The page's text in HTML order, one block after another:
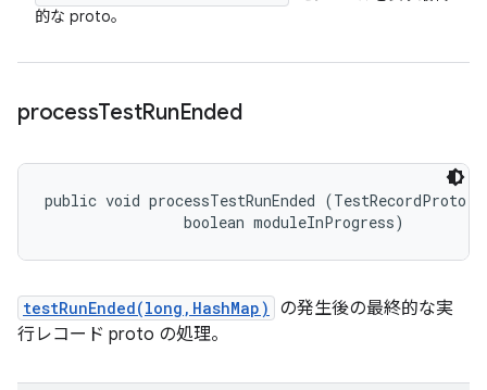
的な proto。
processTestRunEnded
public void processTestRunEnded
                boolean moduleInProgress)
testRunEnded(long,HashMap)
の発生後の最終的な実
行レコード proto の処理。